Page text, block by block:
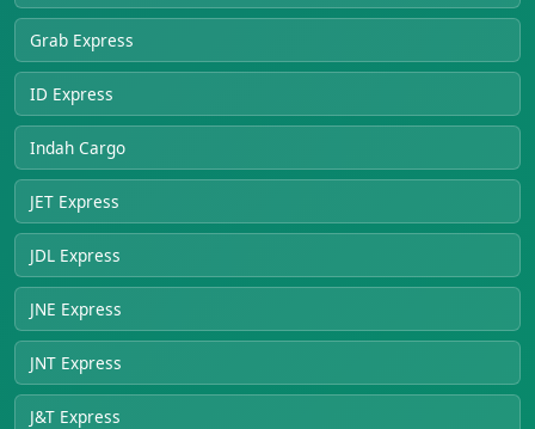
Grab Express
ID Express
Indah Cargo
JET Express
JDL Express
JNE Express
JNT Express
J&T Express